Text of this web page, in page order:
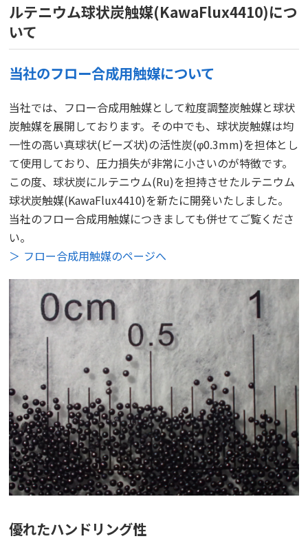
ルテニウム球状炭触媒(KawaFlux4410)につ
いて
当社のフロー合成用触媒について
当社では、フロー合成用触媒として粒度調整炭触媒と球状
炭触媒を展開しております。その中でも、球状炭触媒は均
一性の高い真球状(ビーズ状)の活性炭(φ0.3mm)を担体とし
て使用しており、圧力損失が非常に小さいのが特徴です。
この度、球状炭にルテニウム(Ru)を担持させたルテニウム
球状炭触媒(KawaFlux4410)を新たに開発いたしました。
当社のフロー合成用触媒につきましても併せてご覧くださ
い。
フロー合成用触媒のページへ
優れたハンドリング性